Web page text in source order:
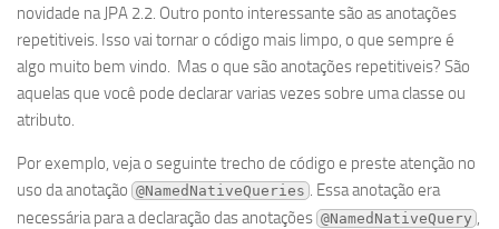
novidade na JPA 2.2. Outro ponto interessante são as anotações
repetitiveis. Isso vai tornar o código mais limpo, o que sempre é
algo muito bem vindo. Mas o que são anotações repetitiveis? São
aquelas que você pode declarar varias vezes sobre uma classe ou
atributo.
Por exemplo, veja o seguinte trecho de código e preste atenção no
uso da anotação @NamedNativeQueries
. Essa anotação era
necessária para a declaração das anotações @NamedNativeQuery